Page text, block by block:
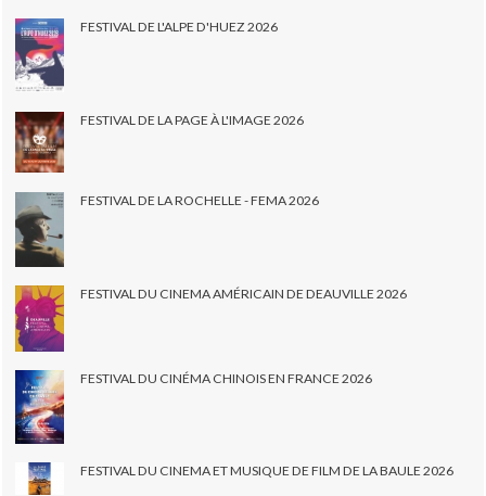
FESTIVAL DE L'ALPE D'HUEZ 2026
FESTIVAL DE LA PAGE À L'IMAGE 2026
FESTIVAL DE LA ROCHELLE - FEMA 2026
FESTIVAL DU CINEMA AMÉRICAIN DE DEAUVILLE 2026
FESTIVAL DU CINÉMA CHINOIS EN FRANCE 2026
FESTIVAL DU CINEMA ET MUSIQUE DE FILM DE LA BAULE 2026